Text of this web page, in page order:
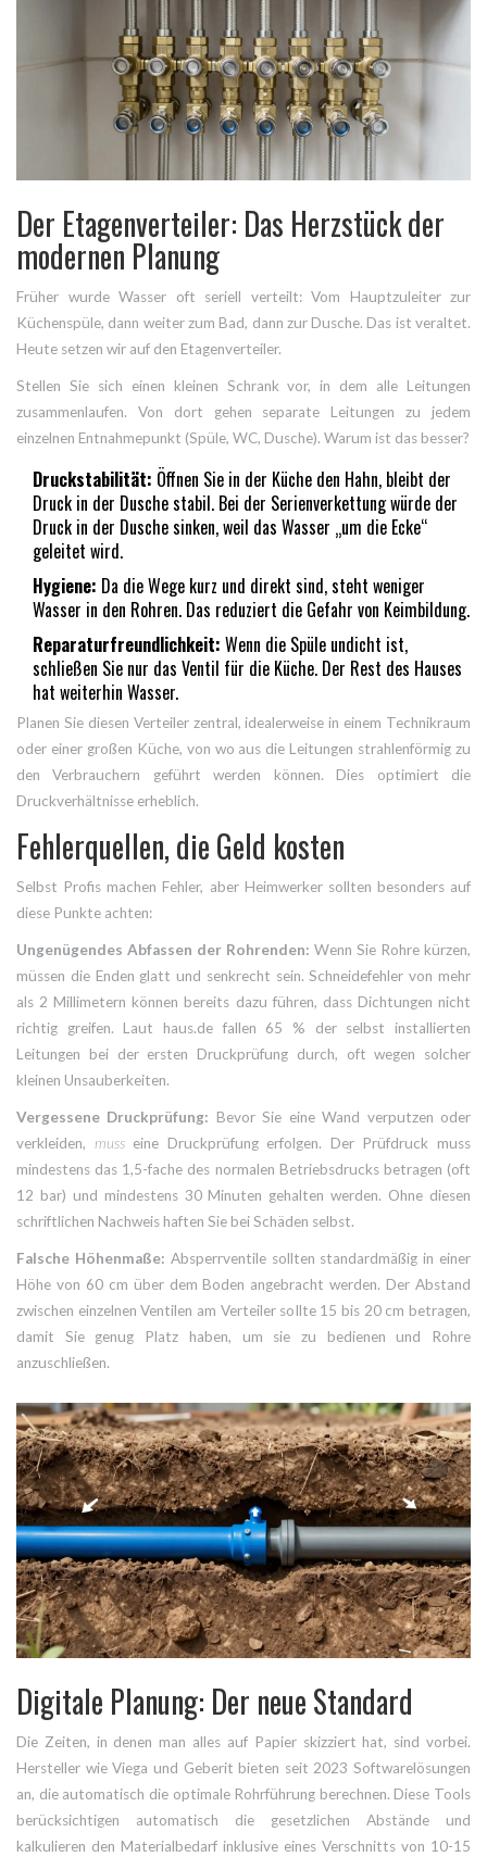
Der Etagenverteiler: Das Herzstück der
modernen Planung
Früher wurde Wasser oft seriell verteilt: Vom Hauptzuleiter zur
Küchenspüle, dann weiter zum Bad, dann zur Dusche. Das ist veraltet.
Heute setzen wir auf den Etagenverteiler.
Stellen Sie sich einen kleinen Schrank vor, in dem alle Leitungen
zusammenlaufen. Von dort gehen separate Leitungen zu jedem
einzelnen Entnahmepunkt (Spüle, WC, Dusche). Warum ist das besser?
Druckstabilität: Öffnen Sie in der Küche den Hahn, bleibt der
Druck in der Dusche stabil. Bei der Serienverkettung würde der
Druck in der Dusche sinken, weil das Wasser „um die Ecke“
geleitet wird.
Hygiene: Da die Wege kurz und direkt sind, steht weniger
Wasser in den Rohren. Das reduziert die Gefahr von Keimbildung.
Reparaturfreundlichkeit: Wenn die Spüle undicht ist,
schließen Sie nur das Ventil für die Küche. Der Rest des Hauses
hat weiterhin Wasser.
Planen Sie diesen Verteiler zentral, idealerweise in einem Technikraum
oder einer großen Küche, von wo aus die Leitungen strahlenförmig zu
den Verbrauchern geführt werden können. Dies optimiert die
Druckverhältnisse erheblich.
Fehlerquellen, die Geld kosten
Selbst Profis machen Fehler, aber Heimwerker sollten besonders auf
diese Punkte achten:
Ungenügendes Abfassen der Rohrenden: Wenn Sie Rohre kürzen,
müssen die Enden glatt und senkrecht sein. Schneidefehler von mehr
als 2 Millimetern können bereits dazu führen, dass Dichtungen nicht
richtig greifen. Laut haus.de fallen 65 % der selbst installierten
Leitungen bei der ersten Druckprüfung durch, oft wegen solcher
kleinen Unsauberkeiten.
Vergessene Druckprüfung: Bevor Sie eine Wand verputzen oder
verkleiden, musseine Druckprüfung erfolgen. Der Prüfdruck muss
mindestens das 1,5-fache des normalen Betriebsdrucks betragen (oft
12 bar) und mindestens 30 Minuten gehalten werden. Ohne diesen
schriftlichen Nachweis haften Sie bei Schäden selbst.
Falsche Höhenmaße: Absperrventile sollten standardmäßig in einer
Höhe von 60 cm über dem Boden angebracht werden. Der Abstand
zwischen einzelnen Ventilen am Verteiler sollte 15 bis 20 cm betragen,
damit Sie genug Platz haben, um sie zu bedienen und Rohre
anzuschließen.
Digitale Planung: Der neue Standard
Die Zeiten, in denen man alles auf Papier skizziert hat, sind vorbei.
Hersteller wie Viega und Geberit bieten seit 2023 Softwarelösungen
an, die automatisch die optimale Rohrführung berechnen. Diese Tools
berücksichtigen automatisch die gesetzlichen Abstände und
kalkulieren den Materialbedarf inklusive eines Verschnitts von 10-15